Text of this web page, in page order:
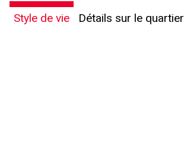
Style de vie Détails sur le quartier